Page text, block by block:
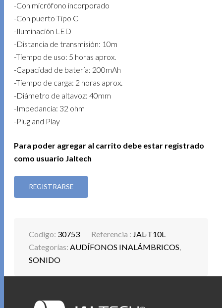
-Con micrófono incorporado
-Con puerto Tipo C
-Iluminación LED
-Distancia de transmisión: 10m
-Tiempo de uso: 5 horas aprox.
-Capacidad de batería: 200mAh
-Tiempo de carga: 2 horas aprox.
-Diámetro de altavoz: 40mm
-Impedancia: 32 ohm
-Plug and Play
Para poder agregar al carrito debe estar registrado
como usuario Jaltech
REGISTRARSE
Codigo: 30753 Referencia : JAL-T10L
Categorías:AUDÍFONOS INALÁMBRICOS,
SONIDO